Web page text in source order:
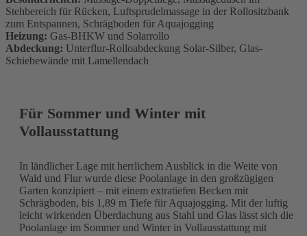
Stehbereich für Rücken, Luftsprudelmassage in der Rollositzbank
zum Entspannen, Schrägboden für Aquajogging
Heizung: Gas-BHKW und Solarrollo
Abdeckung: Unterflur-Rolloabdeckung Solar-Silber, Glas-
Schiebewände mit Lamellendach
Für Sommer und Winter mit
Vollausstattung
In ländlicher Lage mit herrlichem Ausblick in die Weite von
Wald und Flur wurde diese Poolanlage in den großzügigen
Garten konzipiert – mit einem extratiefen Becken mit
Schrägboden, bis 1,89 m Tiefe für Aquajogging. Mit der luftig
leicht wirkenden Überdachung aus Stahl und Glas lässt sich die
Poolanlage im Sommer und Winter in Vollausstattung mit